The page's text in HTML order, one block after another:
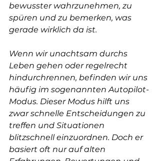
bewusster wahrzunehmen, zu
spüren und zu bemerken, was
gerade wirklich da ist.
Wenn wir unachtsam durchs
Leben gehen oder regelrecht
hindurchrennen, befinden wir uns
häufig im sogenannten Autopilot-
Modus. Dieser Modus hilft uns
zwar schnelle Entscheidungen zu
treffen und Situationen
blitzschnell einzuordnen. Doch er
basiert oft nur auf alten